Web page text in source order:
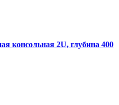
консольная 2U, глубина 400